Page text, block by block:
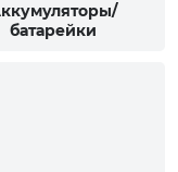
батарейки